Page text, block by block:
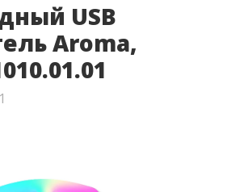
USB
Aroma,